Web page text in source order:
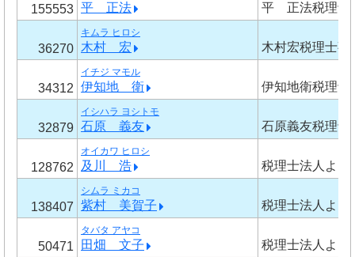
155553 平 正法 平 正法税理士
36270
キムラ ヒロシ
木村 宏 木村宏税理士事
34312
イチジ マモル
伊知地 衛 伊知地衛税理士
32879
イシハラ ヨシトモ
石原 義友 石原義友税理士
128762
オイカワ ヒロシ
及川 浩 税理士法人よし
138407
シムラ ミカコ
紫村 美賀子 税理士法人よし
50471
タバタ アヤコ
田畑 文子 税理士法人よし